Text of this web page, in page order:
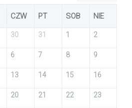
CZW PT SOB NIE
30 31 1 2
6 7 8 9
13 14 15 16
20 21 22 23